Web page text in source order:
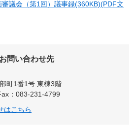
議会（第1回）議事録(360KB)(PDF文
問い合わせ先
町1番1号 東棟3階
：083-231-4799
はこちら